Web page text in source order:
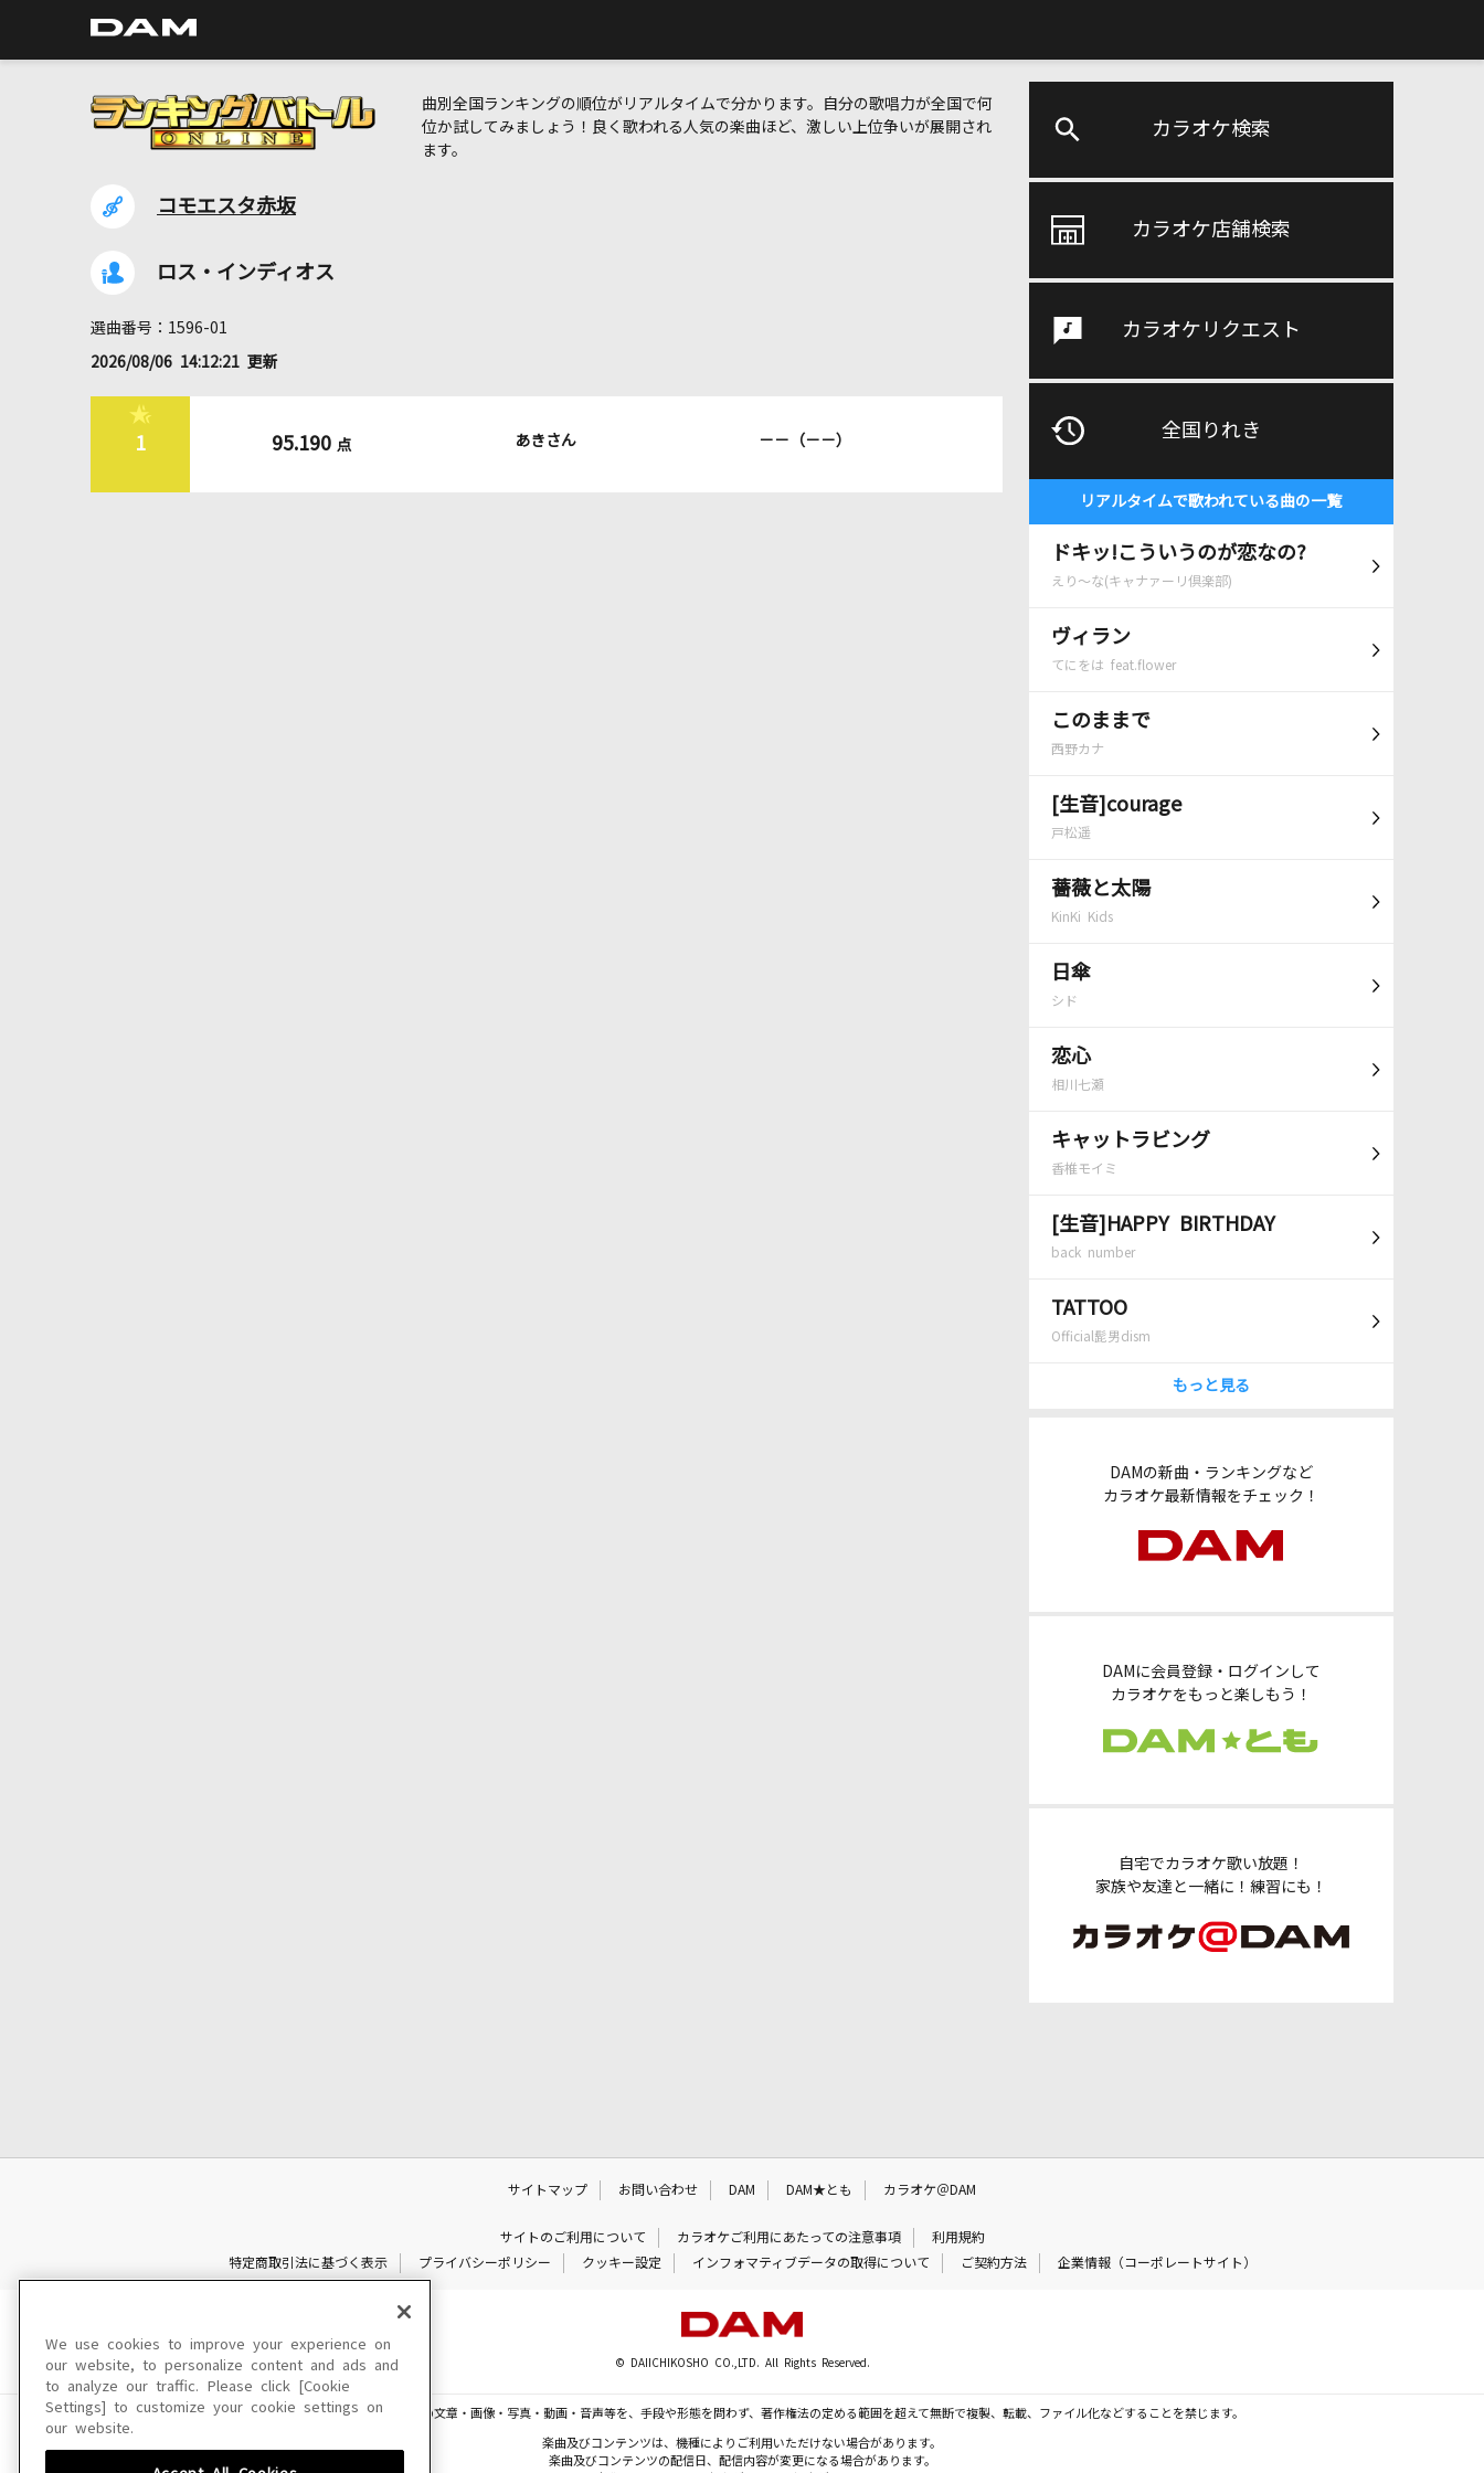
カラオケ検索
カラオケ店舗検索
カラオケリクエスト
全国りれき
リアルタイムで歌われている曲の一覧
ドキッ!こういうのが恋なの?
えり～な(キャナァーリ倶楽部)
ヴィラン
てにをは feat.flower
このままで
西野カナ
[生音]courage
戸松遥
薔薇と太陽
KinKi Kids
日傘
シド
恋心
相川七瀬
キャットラビング
香椎モイミ
[生音]HAPPY BIRTHDAY
back number
TATTOO
Official髭男dism
もっと見る
DAMの新曲・ランキングなど
カラオケ最新情報をチェック！
DAMに会員登録・ログインして
カラオケをもっと楽しもう！
自宅でカラオケ歌い放題！
家族や友達と一緒に！練習にも！
曲別全国ランキングの順位がリアルタイムで分かります。自分の歌唱力が全国で何
位か試してみましょう！良く歌われる人気の楽曲ほど、激しい上位争いが展開され
ます。
コモエスタ赤坂
ロス・インディオス
選曲番号：1596-01
2026/08/06 14:12:21 更新
1 95.190 点 あきさん －－（－－）
サイトマップ お問い合わせ DAM DAM★とも カラオケ＠DAM
サイトのご利用について カラオケご利用にあたっての注意事項
利用規約
特定商取引法に基づく表示
プライバシーポリシー クッキー設定 インフォマティブデータの取得について ご契約方法 企業情報（コーポレートサイト）
© DAIICHIKOSHO CO.,LTD. All Rights Reserved.
このサイトに掲載されている一切の文章・画像・写真・動画・音声等を、手段や形態を問わず、著作権法の定める範囲を超えて無断で複製、転載、ファイル化などすることを禁じます。
楽曲及びコンテンツは、機種によりご利用いただけない場合があります。
楽曲及びコンテンツの配信日、配信内容が変更になる場合があります。
We use cookies to improve your experience on
our website, to personalize content and ads and
to analyze our traffic. Please click [Cookie
Settings] to customize your cookie settings on
our website.